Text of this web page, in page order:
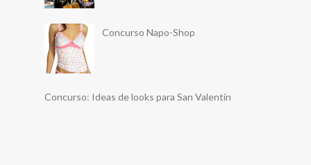
Concurso Napo-Shop
Concurso: Ideas de looks para San Valentín